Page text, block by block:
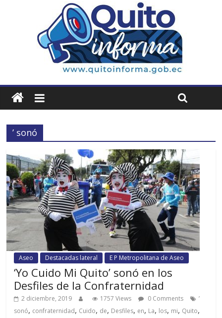
’ sonó
Aseo Destacadas lateral E P Metropolitana de Aseo
‘Yo Cuido Mi Quito’ sonó en los
Desfiles de la Confraternidad
2 diciembre, 2019 1757 Views 0 Comments
’
sonó, confraternidad, Cuido, de, Desfiles, en, La, los, mi, Quito,